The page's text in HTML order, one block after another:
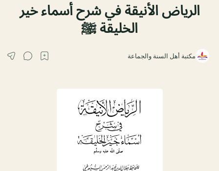
الرياض الأنيقة في شرح أسماء خير
الخليقة ﷺ